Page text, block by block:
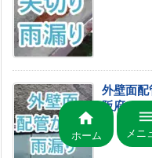
外壁面
阪府）

ホーム メニ